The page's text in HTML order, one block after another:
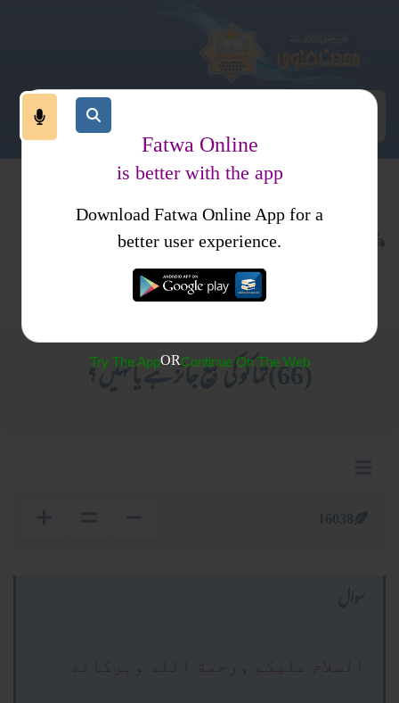
عقیدہ و منہج
ایمانیات
متفرقات
(66)تماکو کی بیع جائز ہے یا نہیں ؟
السلام عليكم ورحمة الله وبركاته
Fatwa Online
is better with the app
Download Fatwa Online App for a
better user experience.
Try The AppORContinue On The Web